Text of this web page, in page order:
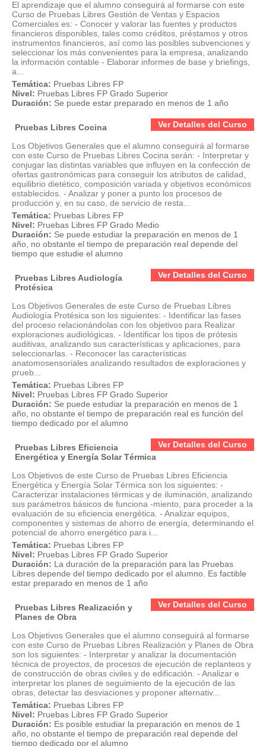
El aprendizaje que el alumno conseguirá al formarse con este
Curso de Pruebas Libres Gestión de Ventas y Espacios
Comerciales es: - Conocer y valorar las fuentes y productos
financieros disponibles, tales como créditos, préstamos y otros
instrumentos financieros, así como las posibles subvenciones y
seleccionar los más convenientes para la empresa, analizando
la información contable - Elaborar informes de base y briefings,
a...
Temática: Pruebas Libres FP
Nivel: Pruebas Libres FP Grado Superior
Duración: Se puede estar preparado en menos de 1 año
Ver Detalles del Curso
Pruebas Libres Cocina
Los Objetivos Generales que el alumno conseguirá al formarse
con este Curso de Pruebas Libres Cocina serán: - Interpretar y
conjugar las distintas variables que influyen en la confección de
ofertas gastronómicas para conseguir los atributos de calidad,
equilibrio dietético, composición variada y objetivos económicos
establecidos. - Analizar y poner a punto los procesos de
producción y, en su caso, de servicio de resta...
Temática: Pruebas Libres FP
Nivel: Pruebas Libres FP Grado Medio
Duración: Se puede estudiar la preparación en menos de 1
año, no obstante el tiempo de preparación real depende del
tiempo que estudie el alumno
Ver Detalles del Curso
Pruebas Libres Audiología
Protésica
Los Objetivos Generales de este Curso de Pruebas Libres
Audiología Protésica son los siguientes: - Identificar las fases
del proceso relacionándolas con los objetivos para Realizar
exploraciones audiológicas. - Identificar los tipos de prótesis
auditivas, analizando sus características y aplicaciones, para
seleccionarlas. - Reconocer las características
anatomosensoriales analizando resultados de exploraciones y
prueb...
Temática: Pruebas Libres FP
Nivel: Pruebas Libres FP Grado Superior
Duración: Se puede estudiar la preparación en menos de 1
año, no obstante el tiempo de preparación real es función del
tiempo dedicado por el alumno
Ver Detalles del Curso
Pruebas Libres Eficiencia
Energética y Energía Solar Térmica
Los Objetivos de este Curso de Pruebas Libres Eficiencia
Energética y Energía Solar Térmica son los siguientes: -
Caracterizar instalaciones térmicas y de iluminación, analizando
sus parámetros básicos de funciona -miento, para proceder a la
evaluación de su eficiencia energética. - Analizar equipos,
componentes y sistemas de ahorro de energía, determinando el
potencial de ahorro energético para i...
Temática: Pruebas Libres FP
Nivel: Pruebas Libres FP Grado Superior
Duración: La duración de la preparación para las Pruebas
Libres depende del tiempo dedicado por el alumno. Es factible
estar preparado en menos de 1 año
Ver Detalles del Curso
Pruebas Libres Realización y
Planes de Obra
Los Objetivos Generales que el alumno conseguirá al formarse
con este Curso de Pruebas Libres Realización y Planes de Obra
son los siguientes: - Interpretar y analizar la documentación
técnica de proyectos, de procesos de ejecución de replanteos y
de construcción de obras civiles y de edificación. - Analizar e
interpretar los planes de seguimiento de la ejecución de las
obras, detectar las desviaciones y proponer alternativ...
Temática: Pruebas Libres FP
Nivel: Pruebas Libres FP Grado Superior
Duración: Es posible estudiar la preparación en menos de 1
año, no obstante el tiempo de preparación real depende del
tiempo dedicado por el alumno